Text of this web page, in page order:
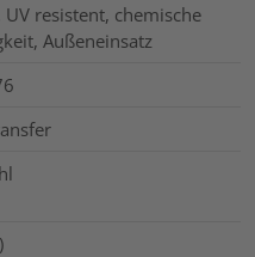
UV resistent, chemische
Außeneinsatz